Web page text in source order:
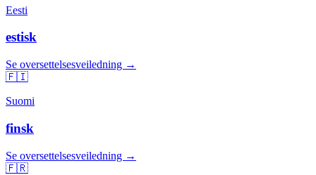
Eesti
estisk
Se oversettelsesveiledning →
🇫🇮
Suomi
finsk
Se oversettelsesveiledning →
🇫🇷